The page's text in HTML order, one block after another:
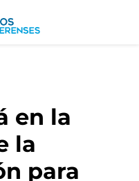
en la
la
para